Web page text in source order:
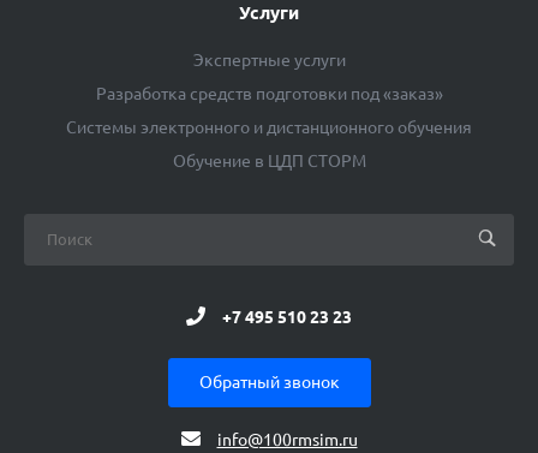
Услуги
Экспертные услуги
Разработка средств подготовки под «заказ»
Системы электронного и дистанционного обучения
Обучение в ЦДП СТОРМ
+7 495 510 23 23
Обратный звонок
info@100rmsim.ru